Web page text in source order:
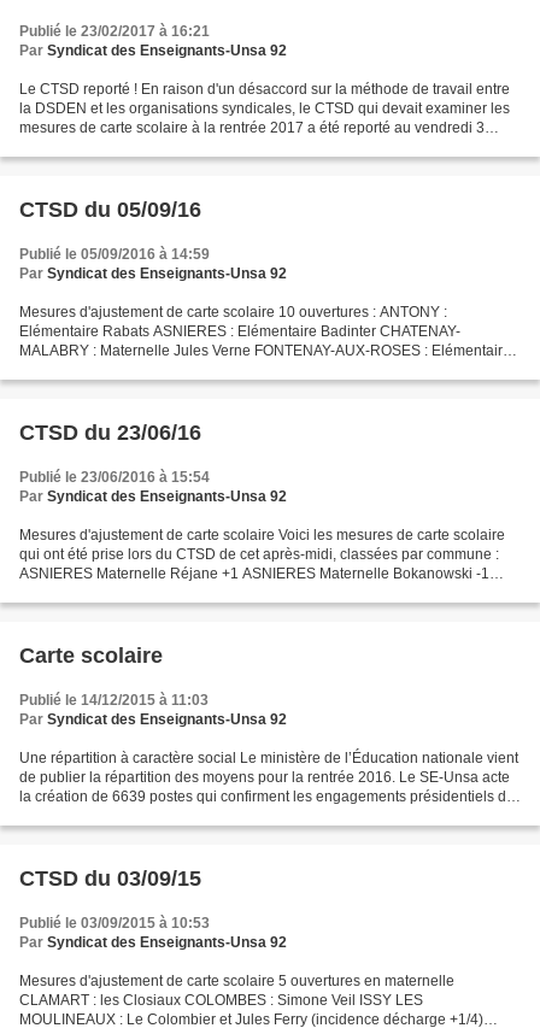
Publié le 23/02/2017 à 16:21
Par Syndicat des Enseignants-Unsa 92
Le CTSD reporté ! En raison d'un désaccord sur la méthode de travail entre
la DSDEN et les organisations syndicales, le CTSD qui devait examiner les
mesures de carte scolaire à la rentrée 2017 a été reporté au vendredi 3
CTSD du 05/09/16
Publié le 05/09/2016 à 14:59
Par Syndicat des Enseignants-Unsa 92
Mesures d'ajustement de carte scolaire 10 ouvertures : ANTONY :
Elémentaire Rabats ASNIERES : Elémentaire Badinter CHATENAY-
MALABRY : Maternelle Jules Verne FONTENAY-AUX-ROSES : Elémentaire
MOULINEAUX...
CTSD du 23/06/16
Publié le 23/06/2016 à 15:54
Par Syndicat des Enseignants-Unsa 92
Mesures d'ajustement de carte scolaire Voici les mesures de carte scolaire
qui ont été prise lors du CTSD de cet après-midi, classées par commune :
ASNIERES Maternelle Réjane +1 ASNIERES Maternelle Bokanowski -1
Carte scolaire
Publié le 14/12/2015 à 11:03
Par Syndicat des Enseignants-Unsa 92
Une répartition à caractère social Le ministère de l’Éducation nationale vient
de publier la répartition des moyens pour la rentrée 2016. Le SE-Unsa acte
la création de 6639 postes qui confirment les engagements présidentiels de
CTSD du 03/09/15
Publié le 03/09/2015 à 10:53
Par Syndicat des Enseignants-Unsa 92
Mesures d'ajustement de carte scolaire 5 ouvertures en maternelle
CLAMART : les Closiaux COLOMBES : Simone Veil ISSY LES
MOULINEAUX : Le Colombier et Jules Ferry (incidence décharge +1/4)